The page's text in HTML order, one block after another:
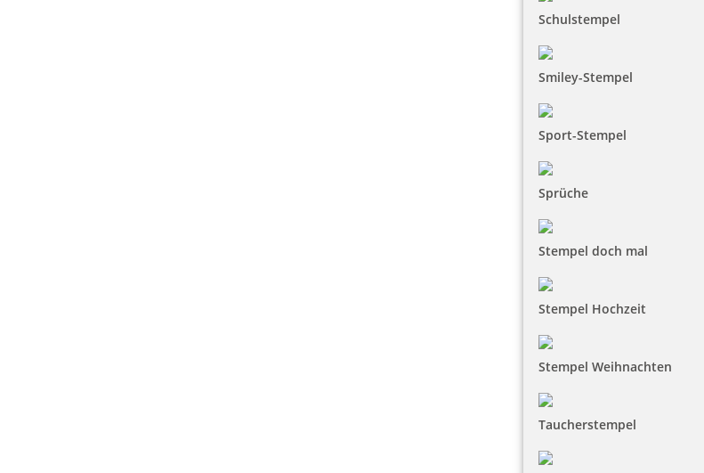
Schulstempel
Smiley-Stempel
Sport-Stempel
Sprüche
Stempel doch mal
Stempel Hochzeit
Stempel Weihnachten
Taucherstempel